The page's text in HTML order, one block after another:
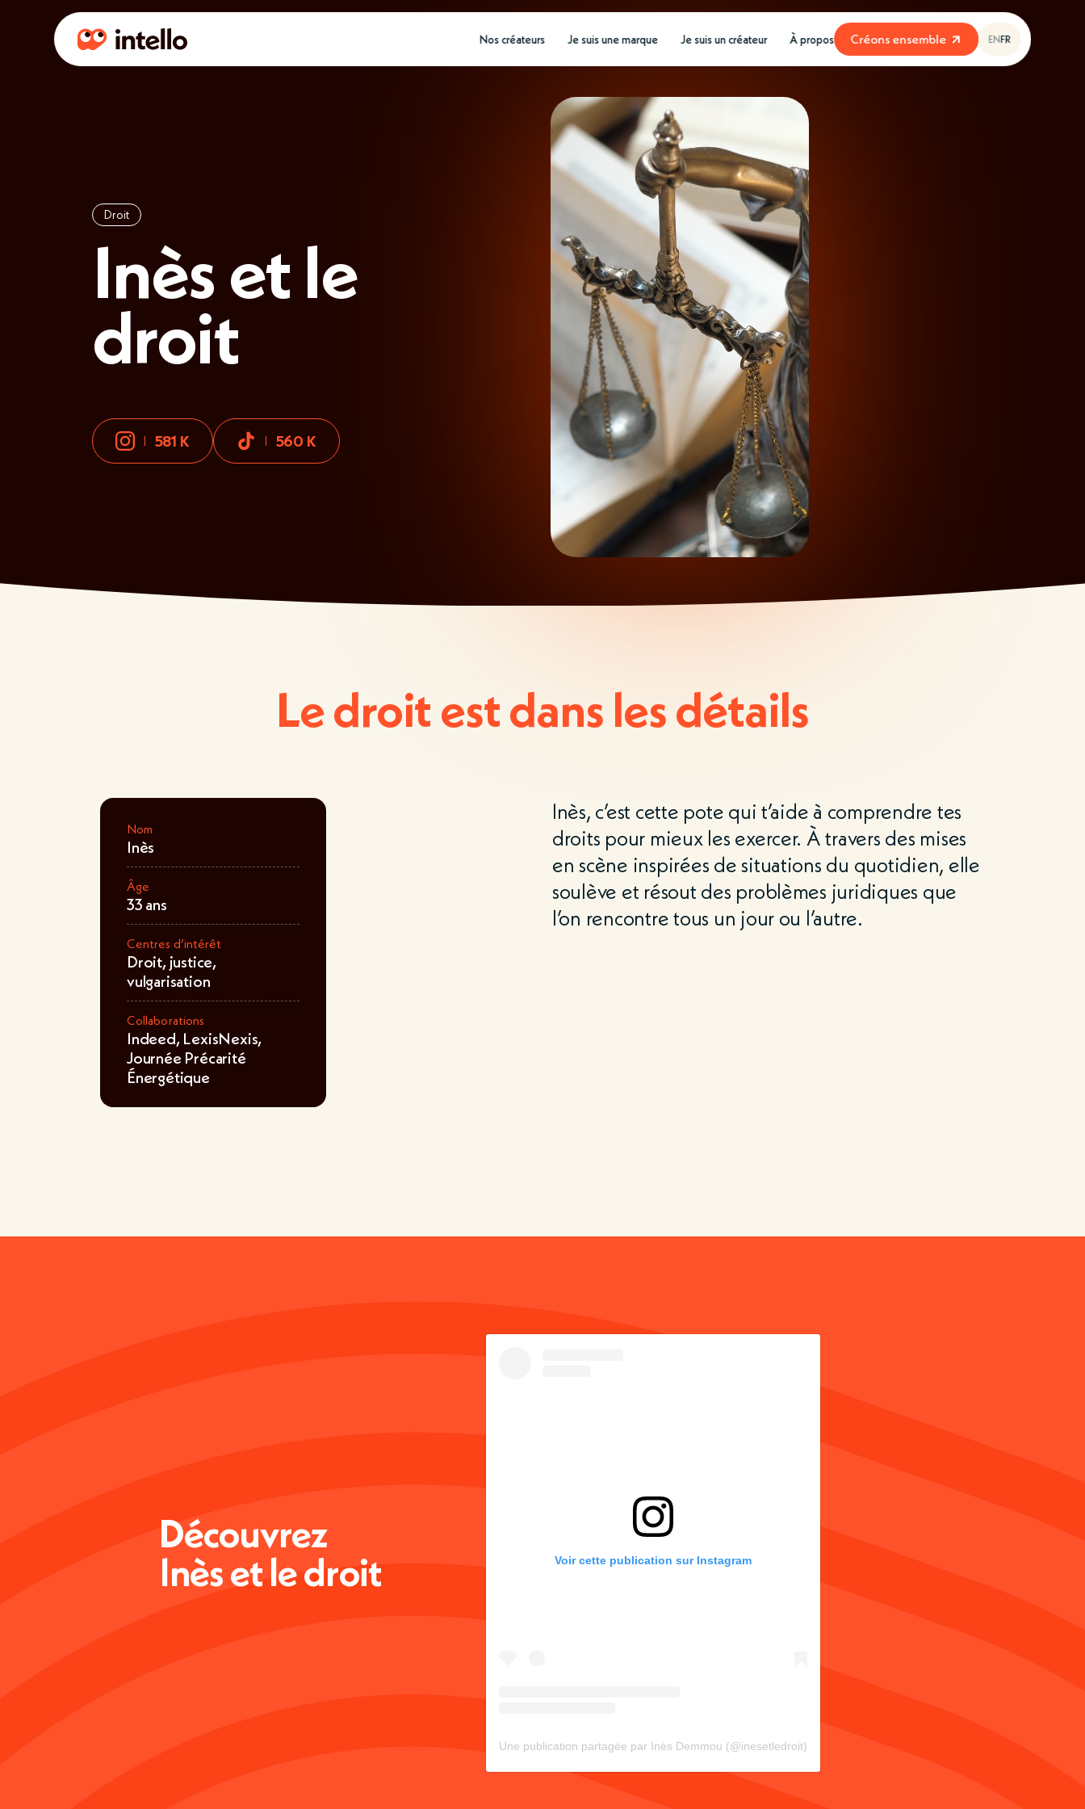
Nos créateurs Je suis une marque Je suis un créateur À propos Créons ensemble
Créonsensemble
ENFR
Droit
Inès et le
droit
581 K 560 K
Le droit est dans les détails
Nom
Inès
Âge
33 ans
Centres d’intérêt
Droit, justice,
vulgarisation
Collaborations
Indeed, LexisNexis,
Journée Précarité
Énergétique
Inès, c’est cette pote qui t’aide à comprendre tes
droits pour mieux les exercer. À travers des mises
en scène inspirées de situations du quotidien, elle
soulève et résout des problèmes juridiques que
l’on rencontre tous un jour ou l’autre.
Découvrez
Inès et le droit
Voir cette publication sur Instagram
Une publication partagée par Inès Demmou (@inesetledroit)